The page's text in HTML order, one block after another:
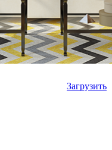
Загрузить